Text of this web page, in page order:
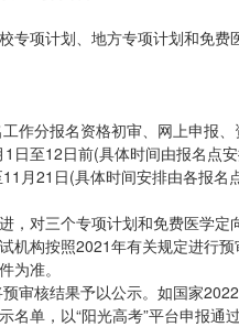
专项计划、地方专项计划和免
作分报名资格初审、网上申报
日至12日前(具体时间由报名点
月21日(具体时间安排由各报名
，对三个专项计划和免费医学
机构按照2021年有关规定进行
为准。
审核结果予以公示。如国家
名单，以“阳光高考”平台申报通